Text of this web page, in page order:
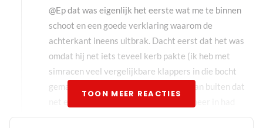
@Ep dat was eigenlijk het eerste wat me te binnen
schoot en een goede verklaring waarom de
achterkant ineens uitbrak. Dacht eerst dat het was
omdat hij net iets teveel kerb pakte (ik heb met
simracen veel vergelijkbare klappers in die bocht
gemaakt 🤣) maar zag met het beeld van buiten dat
TOON MEER REACTIES